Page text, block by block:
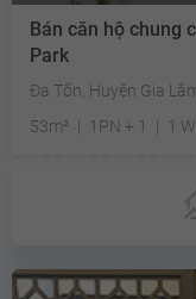
Bán căn hộ chung
Park
Đa Tốn, Huyện Gia
53m²
1PN + 1 1